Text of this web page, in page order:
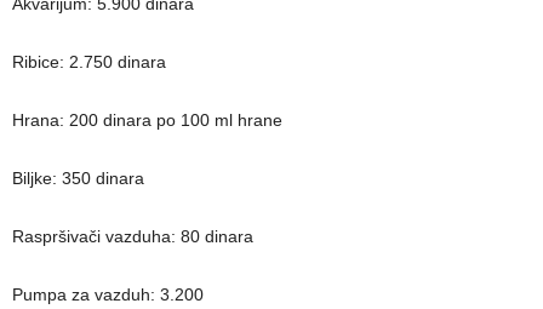
Ribice: 2.750 dinara
Hrana: 200 dinara po 100 ml hrane
Biljke: 350 dinara
Raspršivači vazduha: 80 dinara
Pumpa za vazduh: 3.200